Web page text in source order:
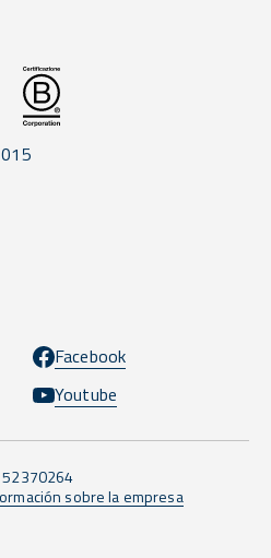
Facebook
Youtube
sobre la empresa